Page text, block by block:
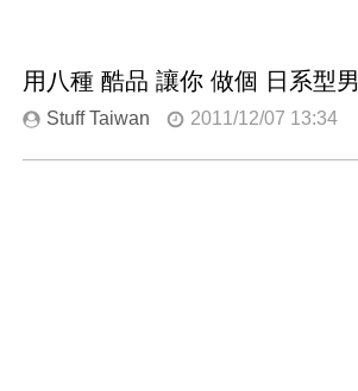
用八種 酷品 讓你 做個 日系型男
Stuff Taiwan 2011/12/07 13:34